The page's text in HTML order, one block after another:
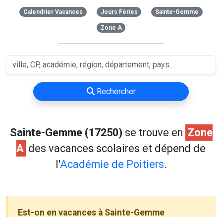
Calendrier Vacances Jours Féries Sainte-Gemme
Zone A
Rechercher
Sainte-Gemme (17250) se trouve en Zone
A des vacances scolaires et dépend de
l'Académie de Poitiers.
Est-on en vacances à Sainte-Gemme